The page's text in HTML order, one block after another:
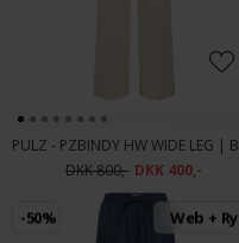
DKK 800,- DKK 400,-
-50% Web + Ry